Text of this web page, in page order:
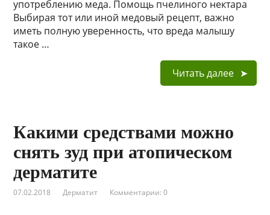
употреблению меда. Помощь пчелиного нектара
Выбирая тот или иной медовый рецепт, важно
иметь полную уверенность, что вреда малышу
такое …
Читать далее
Какими средствами можно
снять зуд при атопическом
дерматите
07.02.2018 Дерматит Комментарии: 0